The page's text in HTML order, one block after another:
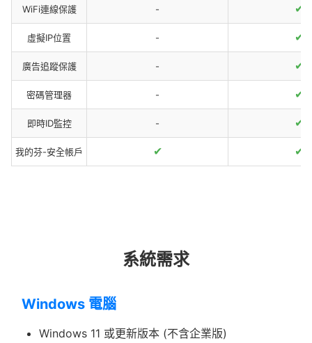
WiFi連線保護 - ✔
虛擬IP位置 - ✔
廣告追蹤保護 - ✔
密碼管理器 - ✔
即時ID監控 - ✔
我的芬-安全帳戶 ✔ ✔
系統需求
Windows 電腦
Windows 11 或更新版本 (不含企業版)